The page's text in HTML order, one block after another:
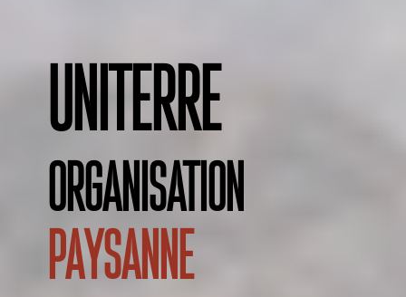
Uniterre
organisation
paysanne